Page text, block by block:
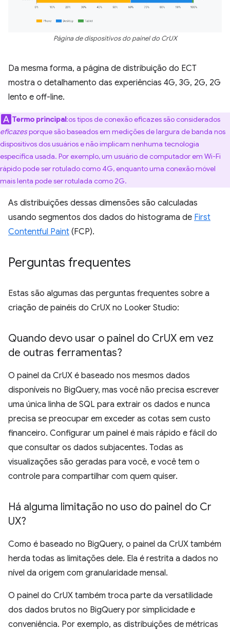
Página de dispositivos do painel do CrUX
Da mesma forma, a página de distribuição do ECT
mostra o detalhamento das experiências 4G, 3G, 2G, 2G
lento e off-line.
Termo principal:os tipos de conexão eficazes são considerados
eficazesporque são baseados em medições de largura de banda nos
dispositivos dos usuários e não implicam nenhuma tecnologia
específica usada. Por exemplo, um usuário de computador em Wi-Fi
rápido pode ser rotulado como 4G, enquanto uma conexão móvel
mais lenta pode ser rotulada como 2G.
As distribuições dessas dimensões são calculadas
usando segmentos dos dados do histograma de First
Contentful Paint (FCP).
Perguntas frequentes
Estas são algumas das perguntas frequentes sobre a
criação de painéis do CrUX no Looker Studio:
Quando devo usar o painel do CrUX em vez
de outras ferramentas?
O painel da CrUX é baseado nos mesmos dados
disponíveis no BigQuery, mas você não precisa escrever
uma única linha de SQL para extrair os dados e nunca
precisa se preocupar em exceder as cotas sem custo
financeiro. Configurar um painel é mais rápido e fácil do
que consultar os dados subjacentes. Todas as
visualizações são geradas para você, e você tem o
controle para compartilhar com quem quiser.
Há alguma limitação no uso do painel do Cr
UX?
Como é baseado no BigQuery, o painel da CrUX também
herda todas as limitações dele. Ela é restrita a dados no
nível da origem com granularidade mensal.
O painel do CrUX também troca parte da versatilidade
dos dados brutos no BigQuery por simplicidade e
conveniência. Por exemplo, as distribuições de métricas